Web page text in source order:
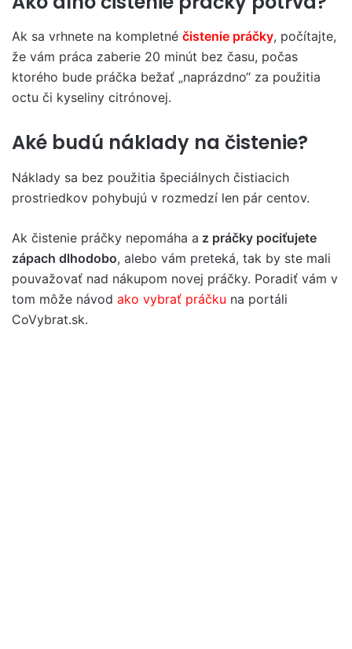
Ak sa vrhnete na kompletné čistenie práčky, počítajte,
že vám práca zaberie 20 minút bez času, počas
ktorého bude práčka bežať „naprázdno“ za použitia
octu či kyseliny citrónovej.
Aké budú náklady na čistenie?
Náklady sa bez použitia špeciálnych čistiacich
prostriedkov pohybujú v rozmedzí len pár centov.
Ak čistenie práčky nepomáha a z práčky pociťujete
zápach dlhodobo, alebo vám preteká, tak by ste mali
pouvažovať nad nákupom novej práčky. Poradiť vám v
tom môže návod ako vybrať práčku na portáli
CoVybrat.sk.